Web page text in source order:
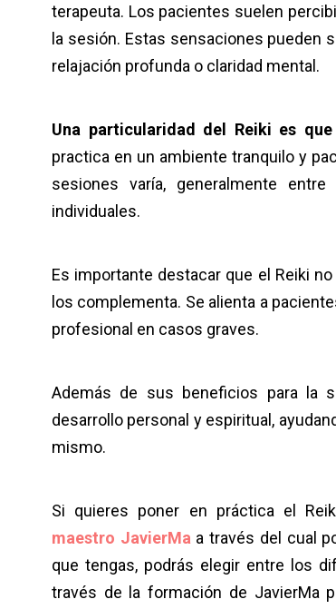
terapeuta. Los pacientes suelen
la sesión. Estas sensaciones pueden
relajación profunda o claridad mental.
Una particularidad del Reiki es
practica en un ambiente tranquilo y
sesiones varía, generalmente
individuales.
Es importante destacar que el Reiki
los complementa. Se alienta a
profesional en casos graves.
Además de sus beneficios para la
desarrollo personal y espiritual,
mismo.
Si quieres poner en práctica el
maestro JavierMa a través del cual
que tengas, podrás elegir entre los
través de la formación de JavierMa